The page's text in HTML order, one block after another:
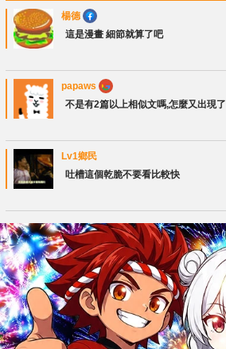
楊德
這是漫畫 細節就算了吧
papaws
不是有2篇以上相似文嗎,怎麼又出現了
Lv1鄉民
吐槽這個乾脆不要看比較快